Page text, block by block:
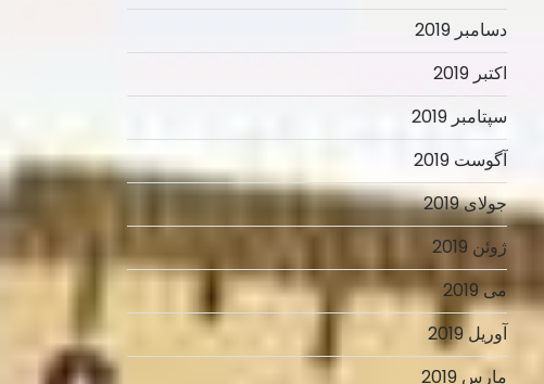
دسامبر 2019
اکتبر 2019
سپتامبر 2019
آگوست 2019
جولای 2019
ژوئن 2019
می 2019
آوریل 2019
مارس 2019